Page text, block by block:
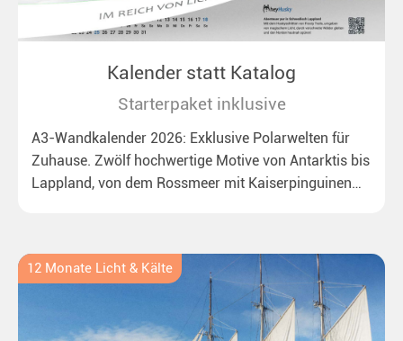
Kalender statt Katalog
Starterpaket inklusive
A3-Wandkalender 2026: Exklusive Polarwelten für
Zuhause. Zwölf hochwertige Motive von Antarktis bis
Lappland, von dem Rossmeer mit Kaiserpinguinen
12 Monate Licht & Kälte